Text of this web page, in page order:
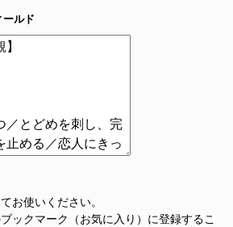
ールド
お使いください。
ックマーク（お気に入り）に登録するこ